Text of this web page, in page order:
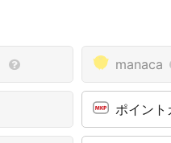
manaca
ポイン